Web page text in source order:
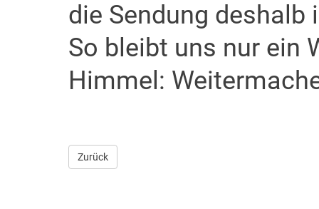
die Sendung
So bleibt uns nur ein
Himmel:
Zurück